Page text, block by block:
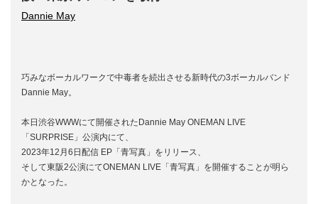
Dannie May
巧みなボーカルワークで中毒者を続出させる新時代の3ボーカルバンド
Dannie May。
本日渋谷WWWにて開催されたDannie May ONEMAN LIVE
「SURPRISE」公演内にて、
2023年12月6日配信 EP「青写真」をリリース、
そして東阪2公演にてONEMAN LIVE「青写真」を開催することが明ら
かとなった。